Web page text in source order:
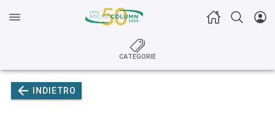
CATEGORIE
INDIETRO